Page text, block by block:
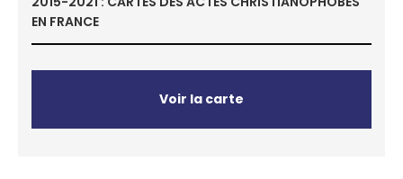
EN FRANCE
Voir la carte